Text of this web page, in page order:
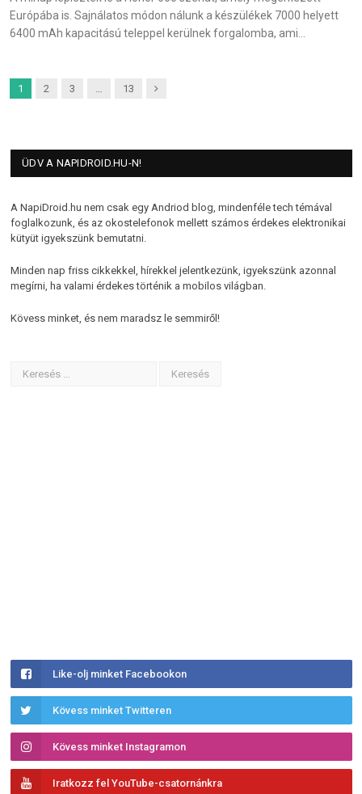
Európába is. Sajnálatos módon nálunk a készülékek 7000 helyett
6400 mAh kapacitású teleppel kerülnek forgalomba, ami…
1 2 3 13 Next
ÜDV A NAPIDROID.HU-N!
A NapiDroid.hu nem csak egy Andriod blog, mindenféle tech témával
foglalkozunk, és az okostelefonok mellett számos érdekes elektronikai
kütyüt igyekszünk bemutatni.
Minden nap friss cikkekkel, hírekkel jelentkezünk, igyekszünk azonnal
megírni, ha valami érdekes történik a mobilos világban.
Kövess minket, és nem maradsz le semmiről!
Like-olj minket Facebookon
Kövess minket Twitteren
Kövess minket Instagramon
Iratkozz fel YouTube-csatornánkra